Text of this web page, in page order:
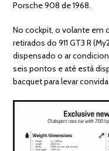
Porsche 908 de 1968.
No cockpit, o volante em
retirados do 911 GT3 R
dispensado o ar
seis pontos e até está
bacquet para levar